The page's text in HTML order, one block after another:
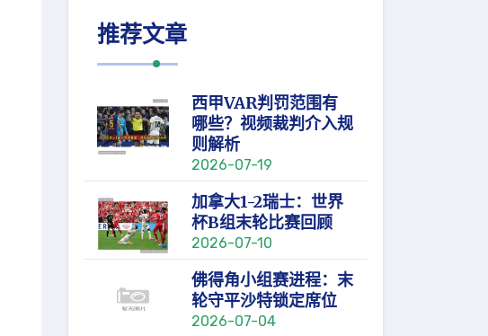
推荐文章
西甲VAR判罚范围有
哪些？视频裁判介入规
则解析
2026-07-19
加拿大1-2瑞士：世界
杯B组末轮比赛回顾
2026-07-10
佛得角小组赛进程：末
轮守平沙特锁定席位
2026-07-04